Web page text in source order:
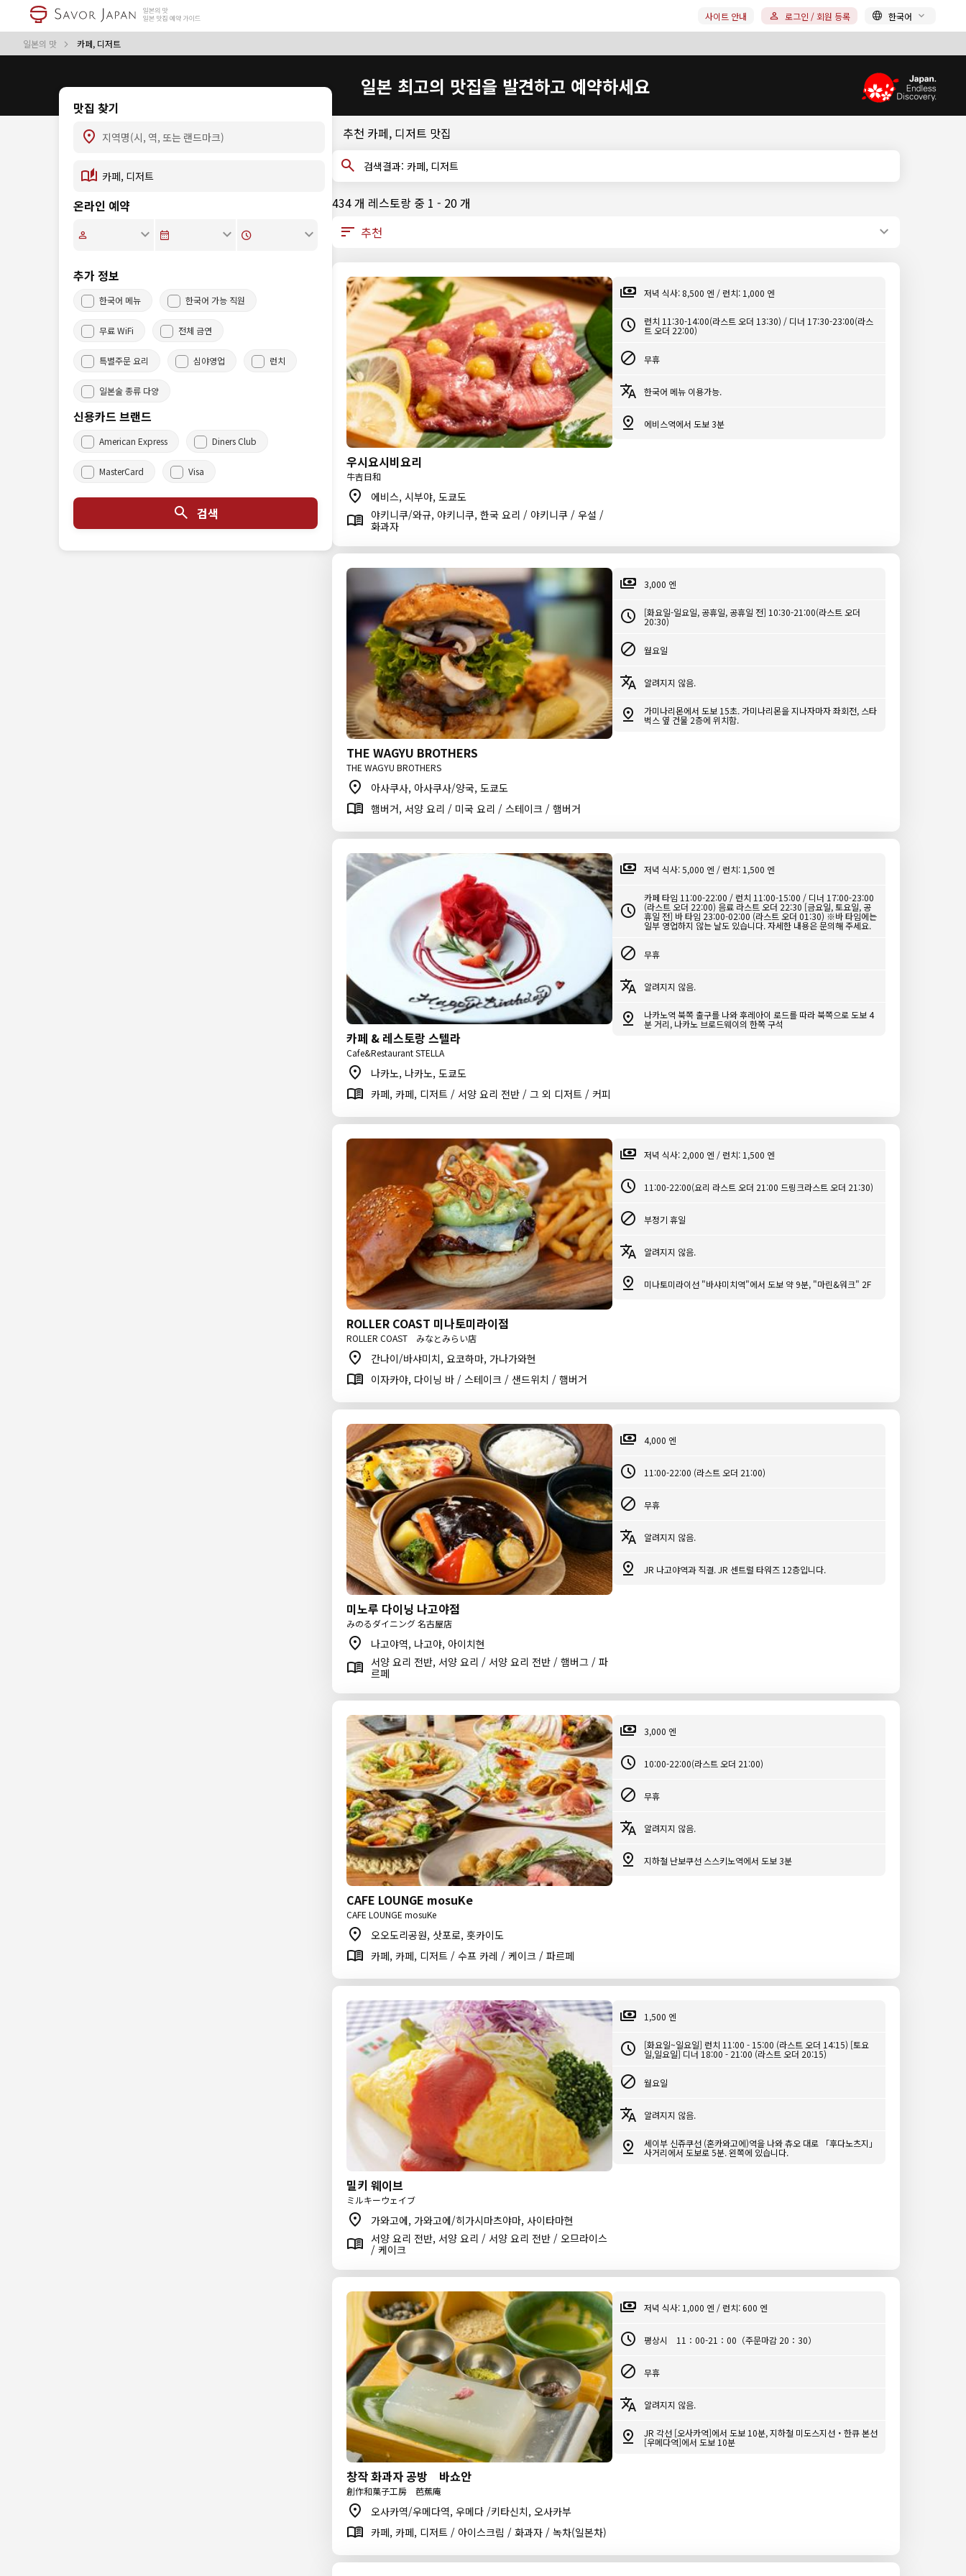
일본의 맛 카페, 디저트
사이트 안내 로그인 / 회원 등록 한국어
일본 최고의 맛집을 발견하고 예약하세요
맛집 찾기
온라인 예약
추가 정보
한국어 메뉴 한국어 가능 직원
무료 WiFi 전체 금연
특별주문 요리 심야영업 런치
일본술 종류 다양
신용카드 브랜드
American Express Diners Club
MasterCard Visa
검색
추천 카페, 디저트 맛집
검색결과: 카페, 디저트
434 개 레스토랑 중 1 - 20 개
우시요시비요리
牛吉日和
에비스, 시부야, 도쿄도
야키니쿠/와규, 야키니쿠, 한국 요리 / 야키니쿠 / 우설 /
화과자
저녁 식사: 8,500 엔 / 런치: 1,000 엔
런치 11:30-14:00(라스트 오더 13:30) / 디너 17:30-23:00(라스
트 오더 22:00)
무휴
한국어 메뉴 이용가능.
에비스역에서 도보 3분
THE WAGYU BROTHERS
THE WAGYU BROTHERS
아사쿠사, 아사쿠사/양국, 도쿄도
햄버거, 서양 요리 / 미국 요리 / 스테이크 / 햄버거
3,000 엔
[화요일-일요일, 공휴일, 공휴일 전] 10:30-21:00(라스트 오더
20:30)
월요일
알려지지 않음.
가미나리몬에서 도보 15초. 가미나리몬을 지나자마자 좌회전, 스타
벅스 옆 건물 2층에 위치함.
카페 & 레스토랑 스텔라
Cafe&Restaurant STELLA
나카노, 나카노, 도쿄도
카페, 카페, 디저트 / 서양 요리 전반 / 그 외 디저트 / 커피
저녁 식사: 5,000 엔 / 런치: 1,500 엔
카페 타임 11:00-22:00 / 런치 11:00-15:00 / 디너 17:00-23:00
(라스트 오더 22:00) 음료 라스트 오더 22:30 [금요일, 토요일, 공
휴일 전] 바 타임 23:00-02:00 (라스트 오더 01:30) ※바 타임에는
일부 영업하지 않는 날도 있습니다. 자세한 내용은 문의해 주세요.
무휴
알려지지 않음.
나카노역 북쪽 출구를 나와 후레아이 로드를 따라 북쪽으로 도보 4
분 거리, 나카노 브로드웨이의 한쪽 구석
ROLLER COAST 미나토미라이점
ROLLER COAST みなとみらい店
간나이/바샤미치, 요코하마, 가나가와현
이자카야, 다이닝 바 / 스테이크 / 샌드위치 / 햄버거
저녁 식사: 2,000 엔 / 런치: 1,500 엔
11:00-22:00(요리 라스트 오더 21:00 드링크라스트 오더 21:30)
부정기 휴일
알려지지 않음.
미나토미라이선 "바샤미치역"에서 도보 약 9분, "마린&워크" 2F
미노루 다이닝 나고야점
みのるダイニング 名古屋店
나고야역, 나고야, 아이치현
서양 요리 전반, 서양 요리 / 서양 요리 전반 / 햄버그 / 파
르페
4,000 엔
11:00-22:00 (라스트 오더 21:00)
무휴
알려지지 않음.
JR 나고야역과 직결. JR 센트럴 타워즈 12층입니다.
CAFE LOUNGE mosuKe
CAFE LOUNGE mosuKe
오오도리공원, 삿포로, 홋카이도
카페, 카페, 디저트 / 수프 카레 / 케이크 / 파르페
3,000 엔
10:00-22:00(라스트 오더 21:00)
무휴
알려지지 않음.
지하철 난보쿠선 스스키노역에서 도보 3분
밀키 웨이브
ミルキーウェイブ
가와고에, 가와고에/히가시마츠야마, 사이타마현
서양 요리 전반, 서양 요리 / 서양 요리 전반 / 오므라이스
/ 케이크
1,500 엔
[화요일~일요일] 런치 11:00 - 15:00 (라스트 오더 14:15) [토요
일,일요일] 디너 18:00 - 21:00 (라스트 오더 20:15)
월요일
알려지지 않음.
세이부 신쥬쿠선 (혼카와고에)역을 나와 츄오 대로 「후다노츠지」
사거리에서 도보로 5분. 왼쪽에 있습니다.
창작 화과자 공방 바쇼안
創作和菓子工房 芭蕉庵
오사카역/우메다역, 우메다 /키타신치, 오사카부
카페, 카페, 디저트 / 아이스크림 / 화과자 / 녹차(일본차)
저녁 식사: 1,000 엔 / 런치: 600 엔
평상시 11：00-21：00（주문마감 20：30）
무휴
알려지지 않음.
JR 각선 [오사카역]에서 도보 10분, 지하철 미도스지선・한큐 본선
[우메다역]에서 도보 10분